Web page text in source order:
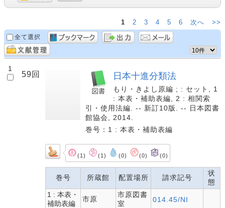
1 2 3 4 5 6 次へ >>
全て選択
1
59回 日本十進分類法
もり・きよし原編 ; : セット, 1
: 本表・補助表編, 2 : 相関索
引・使用法編. -- 新訂10版. -- 日本図書
館協会, 2014.
巻号：1 : 本表・補助表編
(1) (1) (0) (0) (0)
巻号 所蔵館 配置場所 請求記号
状
態
1 : 本表・
補助表編
市原
市原図書
室
014.45/NI